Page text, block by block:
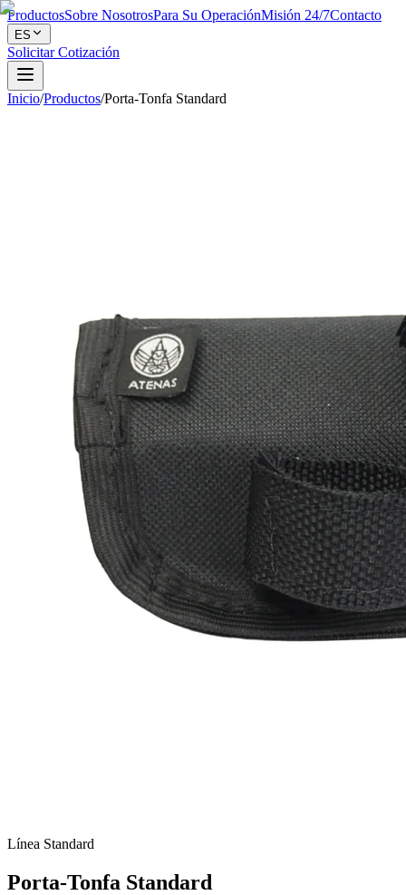
ProductosSobre NosotrosPara Su OperaciónMisión 24/7Contacto
ES
Solicitar Cotización
Inicio/Productos/Porta-Tonfa Standard
Línea Standard
Porta-Tonfa Standard